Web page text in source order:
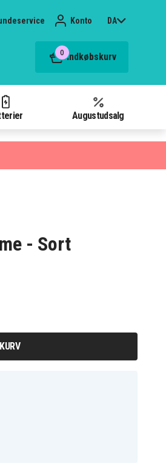
Konto DA
0 Indkøbskurv
Augustudsalg
- Sort